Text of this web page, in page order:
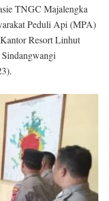
TNGC Majalengka
Peduli Api (MPA)
Resort Linhut